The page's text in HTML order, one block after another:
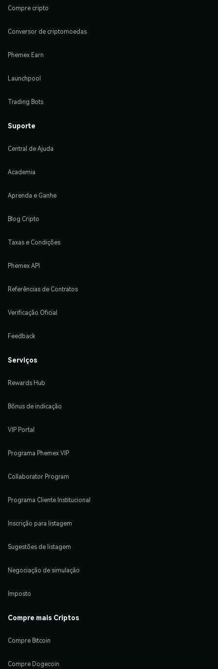
Compre cripto
Conversor de criptomoedas
Phemex Earn
Launchpool
Trading Bots
Suporte
Central de Ajuda
Academia
Aprenda e Ganhe
Blog Cripto
Taxas e Condições
Phemex API
Referências de Contratos
Verificação Oficial
Feedback
Serviços
Rewards Hub
Bônus de indicação
VIP Portal
Programa Phemex VIP
Collaborator Program
Programa Cliente Institucional
Inscrição para listagem
Sugestões de listagem
Negociação de simulação
Imposto
Compre mais Criptos
Compre Bitcoin
Compre Dogecoin